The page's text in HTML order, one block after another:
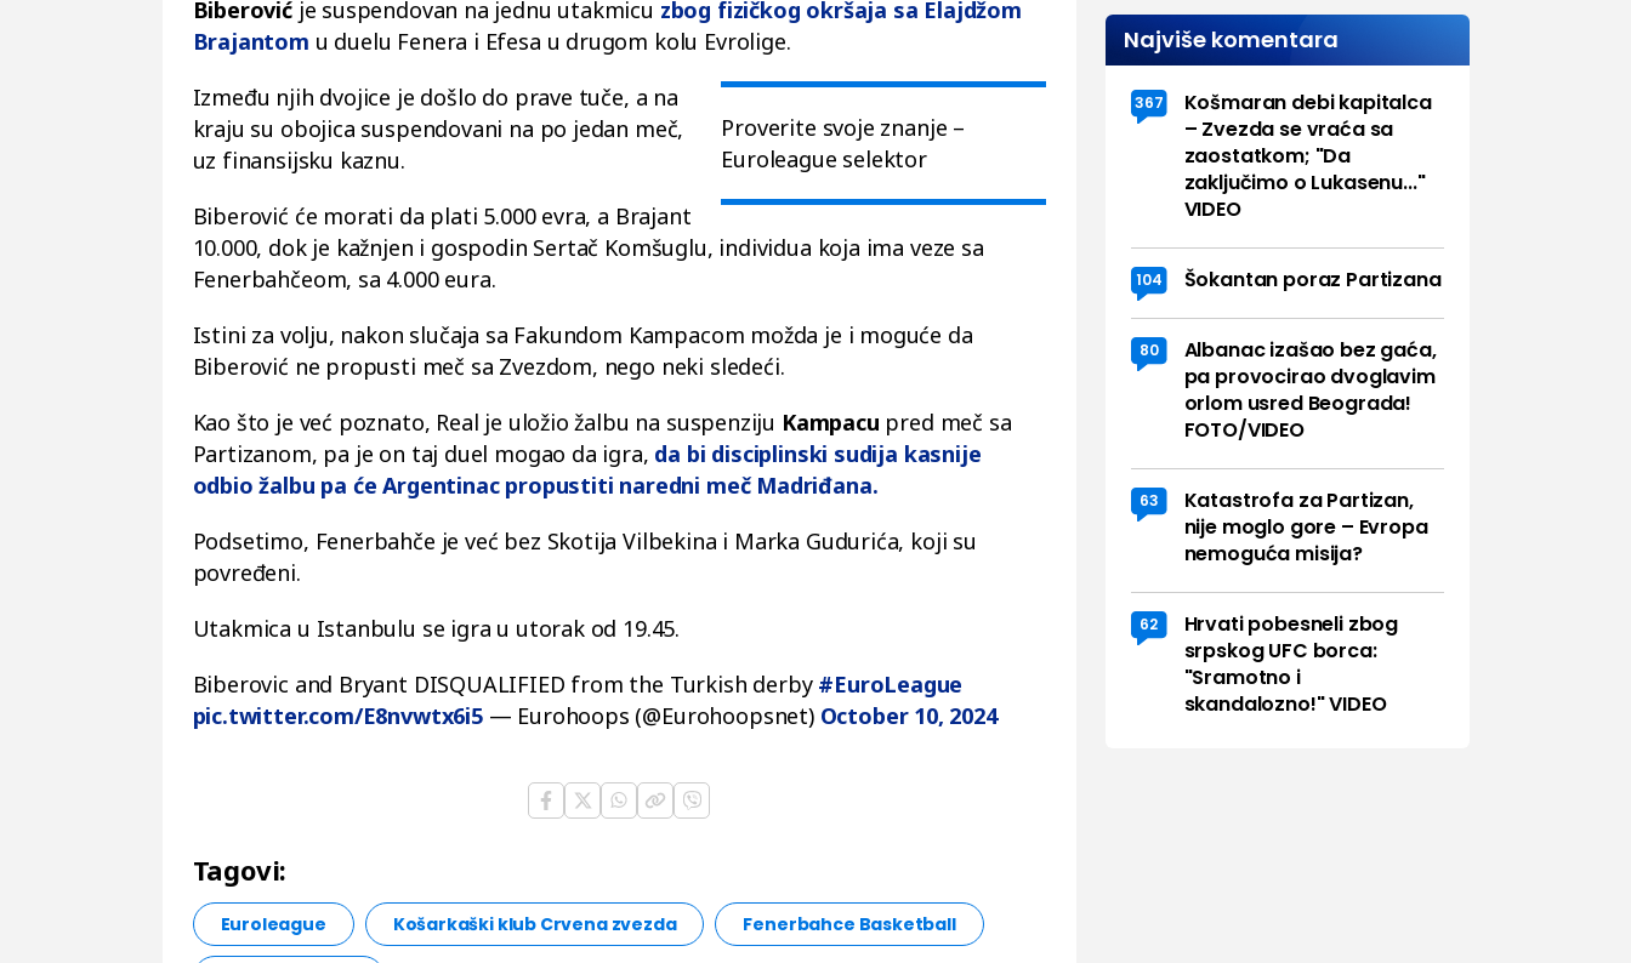
Biberović je suspendovan na jednu utakmicu zbog fizičkog okršaja sa Elajdžom
Brajantom u duelu Fenera i Efesa u drugom kolu Evrolige.
Proverite svoje znanje –
Euroleague selektor
Između njih dvojice je došlo do prave tuče, a na
kraju su obojica suspendovani na po jedan meč,
uz finansijsku kaznu.
Biberović će morati da plati 5.000 evra, a Brajant
10.000, dok je kažnjen i gospodin Sertač Komšuglu, individua koja ima veze sa
Fenerbahčeom, sa 4.000 eura.
Istini za volju, nakon slučaja sa Fakundom Kampacom možda je i moguće da
Biberović ne propusti meč sa Zvezdom, nego neki sledeći.
Kao što je već poznato, Real je uložio žalbu na suspenziju Kampacu pred meč sa
Partizanom, pa je on taj duel mogao da igra, da bi disciplinski sudija kasnije
odbio žalbu pa će Argentinac propustiti naredni meč Madriđana.
Podsetimo, Fenerbahče je već bez Skotija Vilbekina i Marka Gudurića, koji su
povređeni.
Utakmica u Istanbulu se igra u utorak od 19.45.
Biberovic and Bryant DISQUALIFIED from the Turkish derby #EuroLeague
pic.twitter.com/E8nvwtx6i5— Eurohoops (@Eurohoopsnet) October 10, 2024
Tagovi:
Euroleague Košarkaški klub Crvena zvezda Fenerbahce Basketball
Najviše komentara
367
Košmaran debi kapitalca
– Zvezda se vraća sa
zaostatkom; "Da
zaključimo o Lukasenu..."
VIDEO
104 Šokantan poraz Partizana
80
Albanac izašao bez gaća,
pa provocirao dvoglavim
orlom usred Beograda!
FOTO/VIDEO
63
Katastrofa za Partizan,
nije moglo gore – Evropa
nemoguća misija?
62
Hrvati pobesneli zbog
srpskog UFC borca:
"Sramotno i
skandalozno!" VIDEO